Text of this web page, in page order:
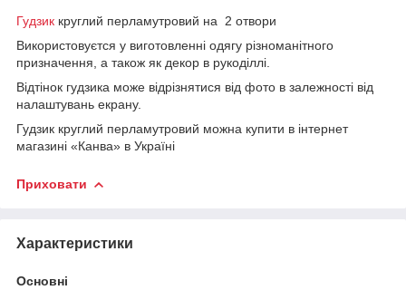
Гудзик круглий перламутровий на 2 отвори
Використовуєтся у виготовленні одягу різноманітного
призначення, а також як декор в рукоділлі.
Відтінок гудзика може відрізнятися від фото в залежності від
налаштувань екрану.
Гудзик круглий перламутровий можна купити в інтернет
магазині «Канва» в Україні
Приховати
Характеристики
Основні